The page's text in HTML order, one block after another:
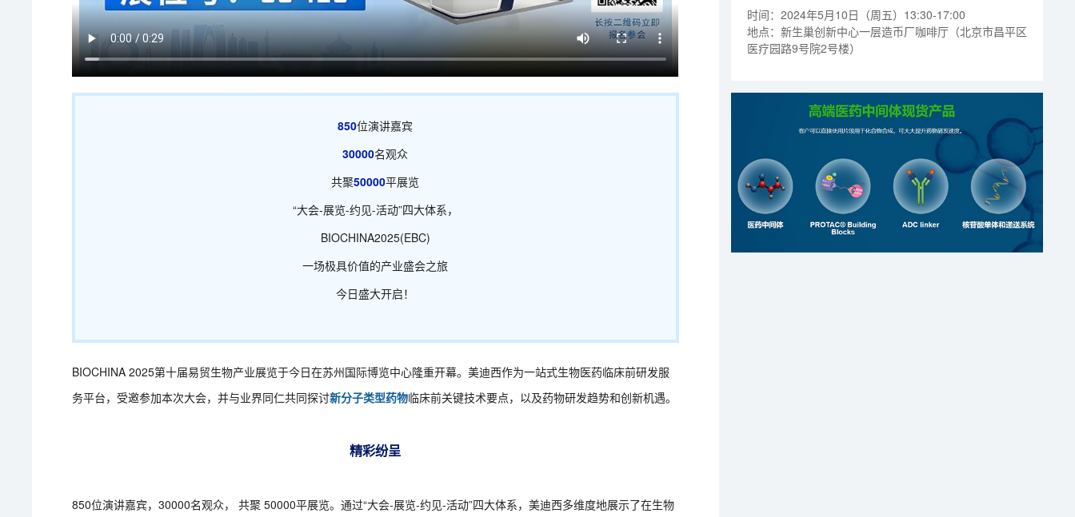
850位演讲嘉宾
30000名观众
共聚50000平展览
“大会-展览-约见-活动”四大体系，
BIOCHINA2025(EBC)
一场极具价值的产业盛会之旅
今日盛大开启！
BIOCHINA 2025第十届易贸生物产业展览于今日在苏州国际博览中心隆重开幕。美迪西作为一站式生物医药临床前研发服
务平台，受邀参加本次大会，并与业界同仁共同探讨新分子类型药物临床前关键技术要点，以及药物研发趋势和创新机遇。
精彩纷呈
850位演讲嘉宾，30000名观众， 共聚 50000平展览。通过“大会-展览-约见-活动”四大体系，美迪西多维度地展示了在生物
时间：2024年5月10日（周五）13:30-17:00
地点：新生巢创新中心一层造币厂咖啡厅（北京市昌平区
医疗园路9号院2号楼）